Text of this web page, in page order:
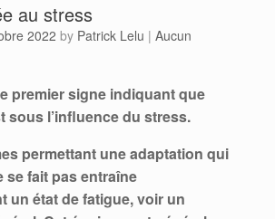
au stress
2022 by Patrick Lelu | Aucun
premier signe indiquant que
sous l’influence du stress.
permettant une adaptation qui
se fait pas entraîne
un état de fatigue, voir un